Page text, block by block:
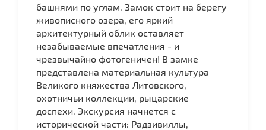
башнями по углам. Замок стоит на берегу
живописного озера, его яркий
архитектурный облик оставляет
незабываемые впечатления - и
чрезвычайно фотогеничен! В замке
представлена материальная культура
Великого княжества Литовского,
охотничьи коллекции, рыцарские
доспехи. Экскурсия начнется с
исторической части: Радзивиллы,